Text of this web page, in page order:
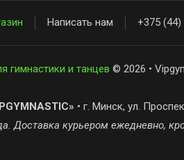
Написать нам +375
гимнастики и танцев © 2026 •
• г. Минск, ул.
Доставка курьером ежедневно,